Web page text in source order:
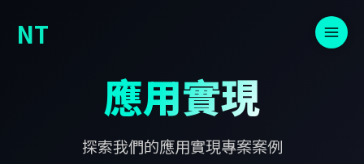
NT
應用實現
探索我們的應用實現專案案例